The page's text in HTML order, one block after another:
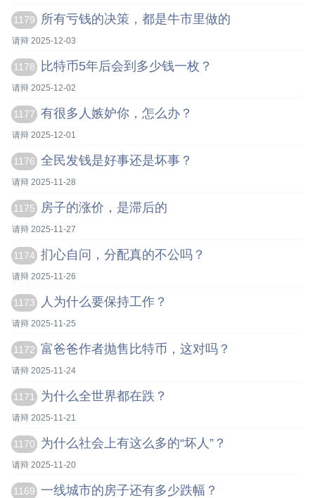
1179 所有亏钱的决策，都是牛市里做的
请辩 2025-12-03
1178 比特币5年后会到多少钱一枚？
请辩 2025-12-02
1177 有很多人嫉妒你，怎么办？
请辩 2025-12-01
1176 全民发钱是好事还是坏事？
请辩 2025-11-28
1175 房子的涨价，是滞后的
请辩 2025-11-27
1174 扪心自问，分配真的不公吗？
请辩 2025-11-26
1173 人为什么要保持工作？
请辩 2025-11-25
1172 富爸爸作者抛售比特币，这对吗？
请辩 2025-11-24
1171 为什么全世界都在跌？
请辩 2025-11-21
1170 为什么社会上有这么多的“坏人”？
请辩 2025-11-20
1169 一线城市的房子还有多少跌幅？